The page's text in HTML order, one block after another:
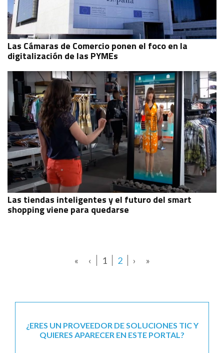
Las Cámaras de Comercio ponen el foco en la
digitalización de las PYMEs
Las tiendas inteligentes y el futuro del smart
shopping viene para quedarse
« ‹ 1 2 › »
¿ERES UN PROVEEDOR DE SOLUCIONES TIC Y
QUIERES APARECER EN ESTE PORTAL?